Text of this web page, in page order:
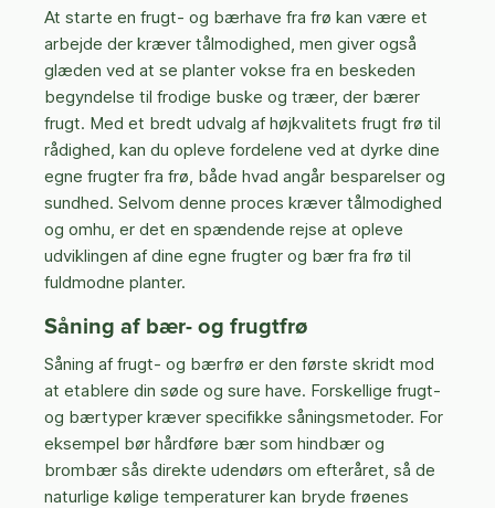
At starte en frugt- og bærhave fra frø kan være et
arbejde der kræver tålmodighed, men giver også
glæden ved at se planter vokse fra en beskeden
begyndelse til frodige buske og træer, der bærer
frugt. Med et bredt udvalg af højkvalitets frugt frø til
rådighed, kan du opleve fordelene ved at dyrke dine
egne frugter fra frø, både hvad angår besparelser og
sundhed. Selvom denne proces kræver tålmodighed
og omhu, er det en spændende rejse at opleve
udviklingen af dine egne frugter og bær fra frø til
fuldmodne planter.
Såning af bær- og frugtfrø
Såning af frugt- og bærfrø er den første skridt mod
at etablere din søde og sure have. Forskellige frugt-
og bærtyper kræver specifikke såningsmetoder. For
eksempel bør hårdføre bær som hindbær og
brombær sås direkte udendørs om efteråret, så de
naturlige kølige temperaturer kan bryde frøenes